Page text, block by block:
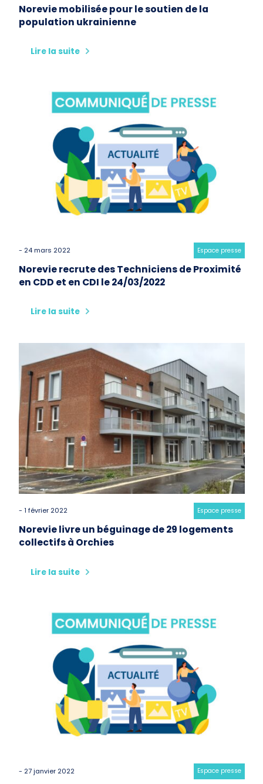
Norevie mobilisée pour le soutien de la
population ukrainienne
Lire la suite
- 24 mars 2022 Category:
Espace presse
Norevie recrute des Techniciens de Proximité
en CDD et en CDI le 24/03/2022
Lire la suite
- 1 février 2022 Category:
Espace presse
Norevie livre un béguinage de 29 logements
collectifs à Orchies
Lire la suite
- 27 janvier 2022 Category:
Espace presse